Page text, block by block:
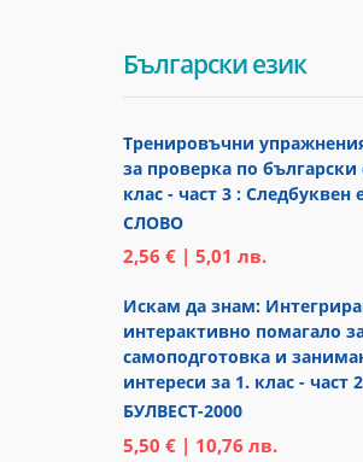
Български език
Тренировъчни
за проверка по български
клас - част 3 : Следбуквен
СЛОВО
2,56 € | 5,01 лв.
Искам да знам:
интерактивно помагало
самоподготовка и
интереси за 1. клас - част 2
БУЛВЕСТ-2000
5,50 € | 10,76 лв.